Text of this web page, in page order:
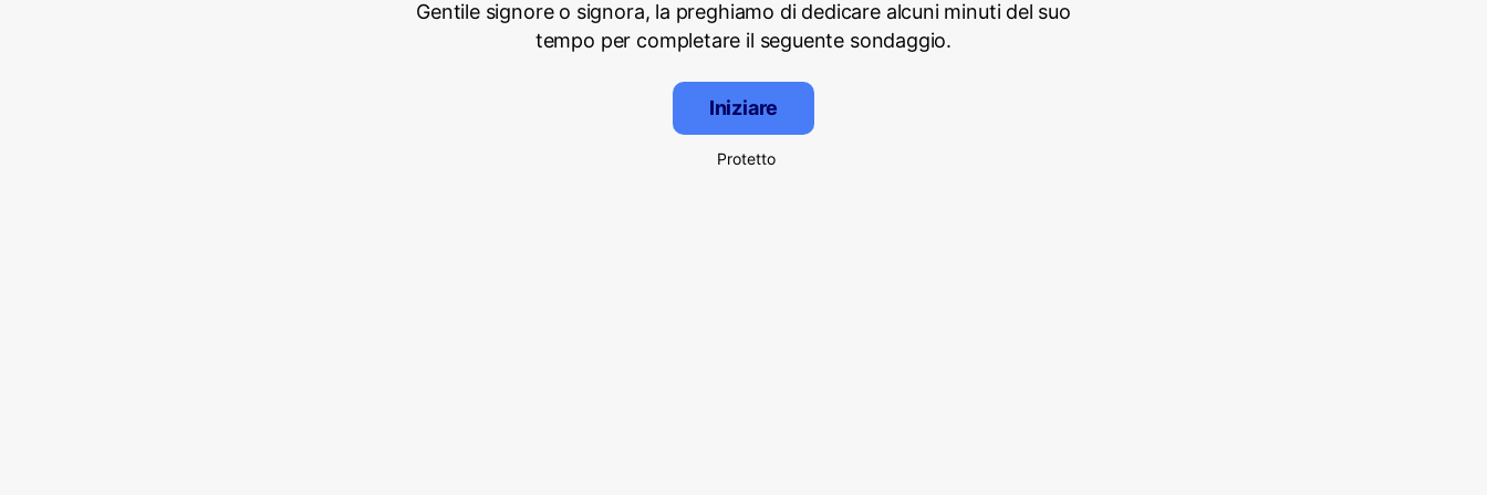
Gentile signore o signora, la preghiamo di dedicare alcuni minuti del suo
tempo per completare il seguente sondaggio.
Iniziare
Protetto